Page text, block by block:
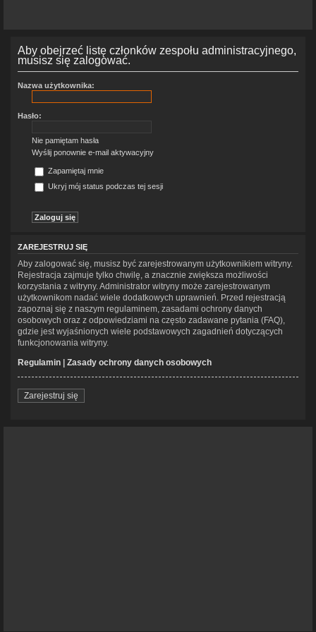
Aby obejrzeć listę członków zespołu administracyjnego,
musisz się zalogować.
Nazwa użytkownika:
Hasło:
Nie pamiętam hasła
Wyślij ponownie e-mail aktywacyjny
Zapamiętaj mnie
Ukryj mój status podczas tej sesji
ZAREJESTRUJ SIĘ
Aby zalogować się, musisz być zarejestrowanym użytkownikiem witryny.
Rejestracja zajmuje tylko chwilę, a znacznie zwiększa możliwości
korzystania z witryny. Administrator witryny może zarejestrowanym
użytkownikom nadać wiele dodatkowych uprawnień. Przed rejestracją
zapoznaj się z naszym regulaminem, zasadami ochrony danych
osobowych oraz z odpowiedziami na często zadawane pytania (FAQ),
gdzie jest wyjaśnionych wiele podstawowych zagadnień dotyczących
funkcjonowania witryny.
Regulamin | Zasady ochrony danych osobowych
Zarejestruj się